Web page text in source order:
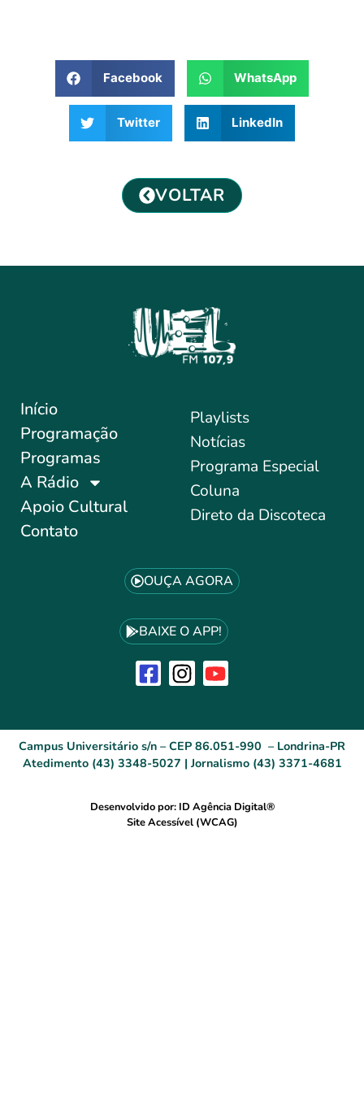
Facebook WhatsApp
Twitter LinkedIn
VOLTAR
Início
Programação
Programas
A Rádio
Apoio Cultural
Contato
Playlists
Notícias
Programa Especial
Coluna
Direto da Discoteca
OUÇA AGORA
BAIXE O APP!
Campus Universitário s/n – CEP 86.051-990 – Londrina-PR
Atedimento (43) 3348-5027 | Jornalismo (43) 3371-4681
Desenvolvido por: ID Agência Digital®
Site Acessível (WCAG)